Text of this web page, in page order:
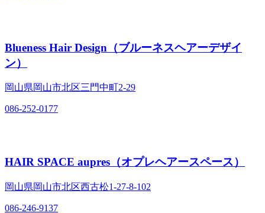
Blueness Hair Design（ブルーネスヘアーデザイ
ン）
岡山県岡山市北区三門中町2‐29
086-252-0177
HAIR SPACE aupres（オプレヘアースペース）
岡山県岡山市北区西古松1‐27‐8‐102
086-246-9137